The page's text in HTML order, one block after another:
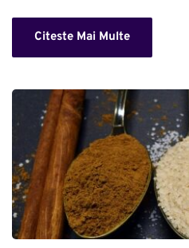
Citeste Mai Multe